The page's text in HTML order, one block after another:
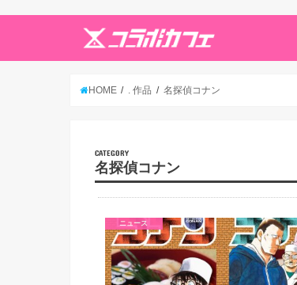
HOME . 作品 名探偵コナン
CATEGORY
名探偵コナン
ニュース